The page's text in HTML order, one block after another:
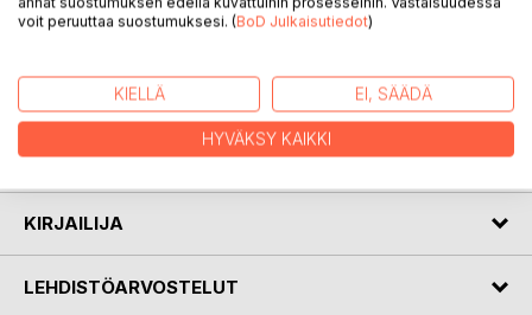
Näe minut -kirja rohkaisee vanhempia sekä lasten ja
nuorten parissa työskenteleviä pohtimaan vanhemmuuden
toipumismatkalle kohti parempaa itsetuntemusta ja
aikuisuutta, Siltä pohjalta etsitään voimavaroja myös
vastuulliseen ja rakastavaan vuorovaikutukseen lapsen
kanssa.
KIRJAILIJA
LEHDISTÖARVOSTELUT
voit peruuttaa suostumuksesi. (BoD Julkaisutiedot)
KIELLÄ EI, SÄÄDÄ
HYVÄKSY KAIKKI